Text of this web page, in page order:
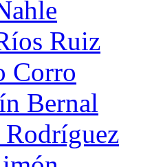
Ruiz
Corro
Bernal